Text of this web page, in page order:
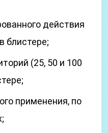
действия
блистере;
(25, 50 и 100
применения, по